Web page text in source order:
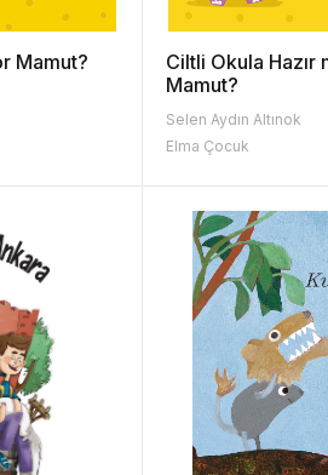
Mamut?
Ciltli Okula Hazır
Mamut?
Selen Aydın Altınok
Elma Çocuk